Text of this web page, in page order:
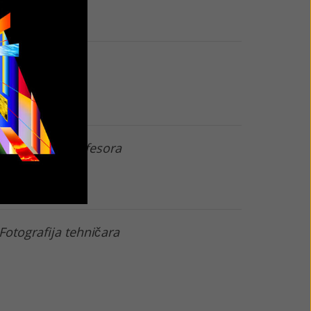
Lik u stilu igre
profesora
Fotografija tehničara